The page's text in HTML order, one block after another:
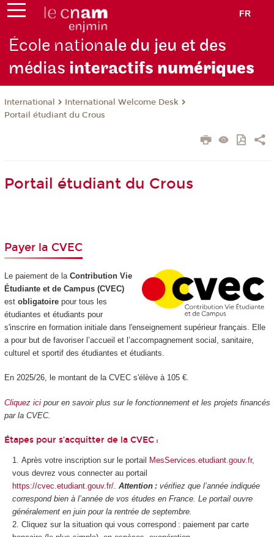
FR
École nationale du jeu et des
médias interactifs numériques
International
International Welcome Desk
Portail étudiant du Crous
Portail étudiant du Crous
Payer la CVEC
Le paiement de la Contribution Vie
Étudiante et de Campus (CVEC)
est obligatoire pour tous les
étudiantes et étudiants pour
s'inscrire en formation initiale dans l'enseignement supérieur français. Elle
a pour but de favoriser l’accueil et l’accompagnement social, sanitaire,
culturel et sportif des étudiantes et étudiants.
En 2025/26, le montant de la CVEC s'élève à 105 €.
Cliquez icipour en savoir plus sur le fonctionnement et les projets financés
par la CVEC.
Étapes pour s’acquitter de la CVEC :
Après votre inscription sur le portail MesServices.etudiant.gouv.fr,
vous devrez vous connecter au portail
https://cvec.etudiant.gouv.fr/. Attention :vérifiez que l’année indiquée
correspond bien à l’année de vos études en France. Le portail ouvre
généralement en juin pour la rentrée de septembre.
Cliquez sur la situation qui vous correspond : paiement par carte